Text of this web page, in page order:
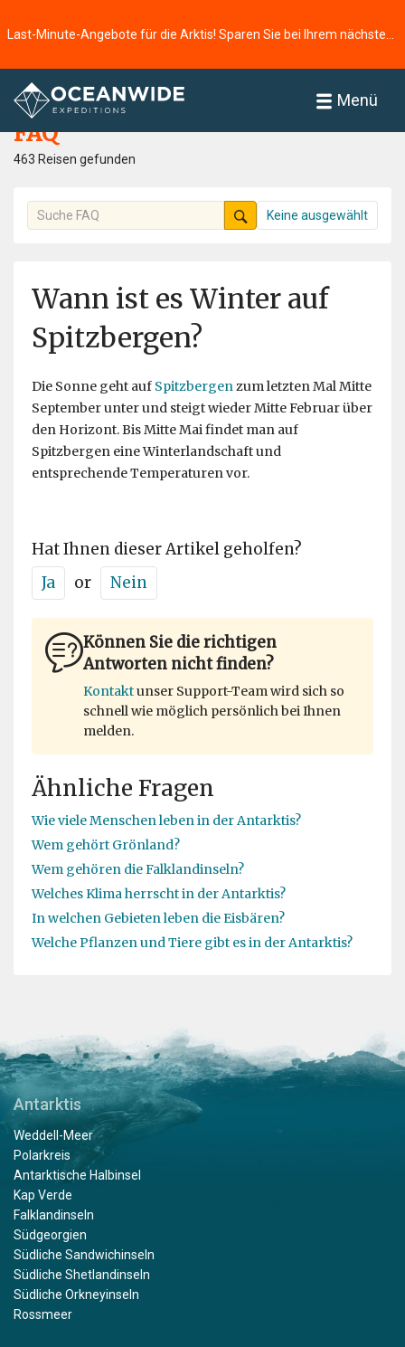
Menü
Startseite
FAQ
463 Reisen gefunden
Keine ausgewählt
Wann ist es Winter auf
Spitzbergen?
Die Sonne geht auf Spitzbergenzum letzten Mal Mitte
September unter und steigt wieder Mitte Februar über
den Horizont. Bis Mitte Mai findet man auf
Spitzbergen eine Winterlandschaft und
entsprechende Temperaturen vor.
Hat Ihnen dieser Artikel geholfen?
Ja
or Nein
Können Sie die richtigen
Antworten nicht finden?
Kontaktunser Support-Team wird sich so
schnell wie möglich persönlich bei Ihnen
melden.
Ähnliche Fragen
Wie viele Menschen leben in der Antarktis?
Wem gehört Grönland?
Wem gehören die Falklandinseln?
Welches Klima herrscht in der Antarktis?
In welchen Gebieten leben die Eisbären?
Welche Pflanzen und Tiere gibt es in der Antarktis?
Antarktis
Weddell-Meer
Polarkreis
Antarktische Halbinsel
Kap Verde
Falklandinseln
Südgeorgien
Südliche Sandwichinseln
Südliche Shetlandinseln
Südliche Orkneyinseln
Rossmeer